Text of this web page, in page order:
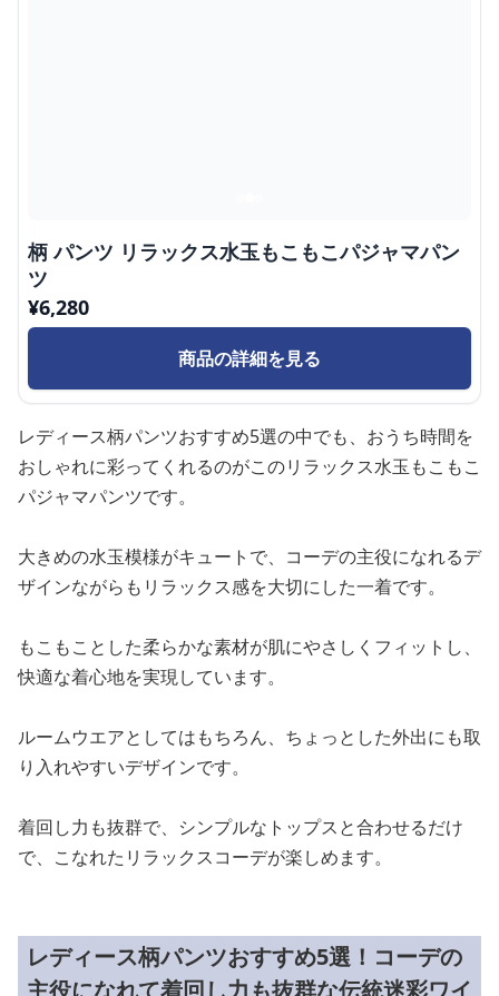
柄 パンツ リラックス水玉もこもこパジャマパン
ツ
¥6,280
商品の詳細を見る
レディース柄パンツおすすめ5選の中でも、おうち時間を
おしゃれに彩ってくれるのがこのリラックス水玉もこもこ
パジャマパンツです。
大きめの水玉模様がキュートで、コーデの主役になれるデ
ザインながらもリラックス感を大切にした一着です。
もこもことした柔らかな素材が肌にやさしくフィットし、
快適な着心地を実現しています。
ルームウエアとしてはもちろん、ちょっとした外出にも取
り入れやすいデザインです。
着回し力も抜群で、シンプルなトップスと合わせるだけ
で、こなれたリラックスコーデが楽しめます。
レディース柄パンツおすすめ5選！コーデの
主役になれて着回し力も抜群な伝統迷彩ワイ